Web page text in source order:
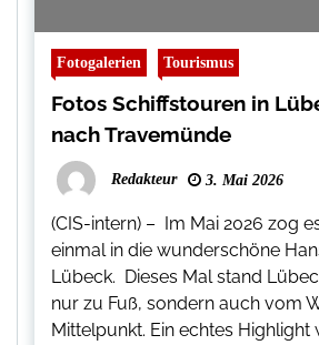
Fotogalerien Tourismus
Fotos Schiffstouren in
nach Travemünde
Redakteur 3. Mai 2026
(CIS-intern) – Im Mai 2026 zog
einmal in die wunderschöne
Lübeck. Dieses Mal stand
nur zu Fuß, sondern auch vom
Mittelpunkt. Ein echtes Highlight